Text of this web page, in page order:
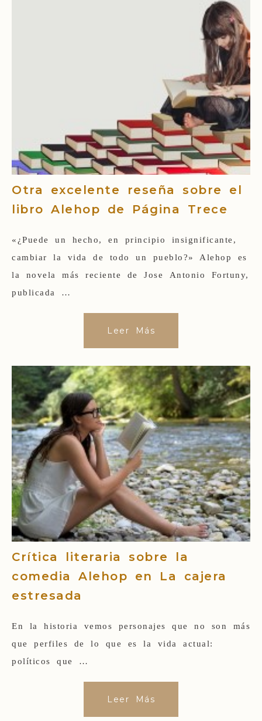
Otra excelente reseña sobre el
libro Alehop de Página Trece
«¿Puede un hecho, en principio insignificante,
cambiar la vida de todo un pueblo?» Alehop es
la novela más reciente de Jose Antonio Fortuny,
publicada …
Leer Más
Crítica literaria sobre la
comedia Alehop en La cajera
estresada
En la historia vemos personajes que no son más
que perfiles de lo que es la vida actual:
políticos que …
Leer Más